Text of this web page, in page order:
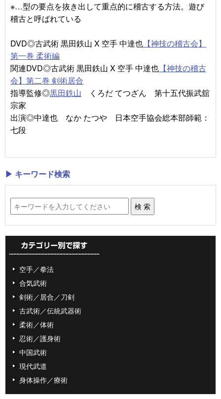
※…型の要点を抜き出して重点的に稽古する方法。遊び
稽古と呼ばれている
DVD◎古武術 黒田鉄山 X 空手 中達也 【神技の稽古会】
第一巻 柔術編
関連DVD◎古武術 黒田鉄山 X 空手 中達也 【神技の稽古
会】第二巻 剣術居合
指導監修◎黒田鉄山 くろだ てつざん 第十五代振武舘
宗家
出演◎中達也 なか たつや 日本空手協会総本部師範：
七段
▶ キーワード検索
空手／拳法
合気武術
剣術／居合／刀剣
古武術／伝統武器術
柔術／体術
忍術／護身術
中国武術
現代武道
身体操作／療術